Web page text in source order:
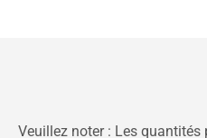
Veuillez noter : Les quantités